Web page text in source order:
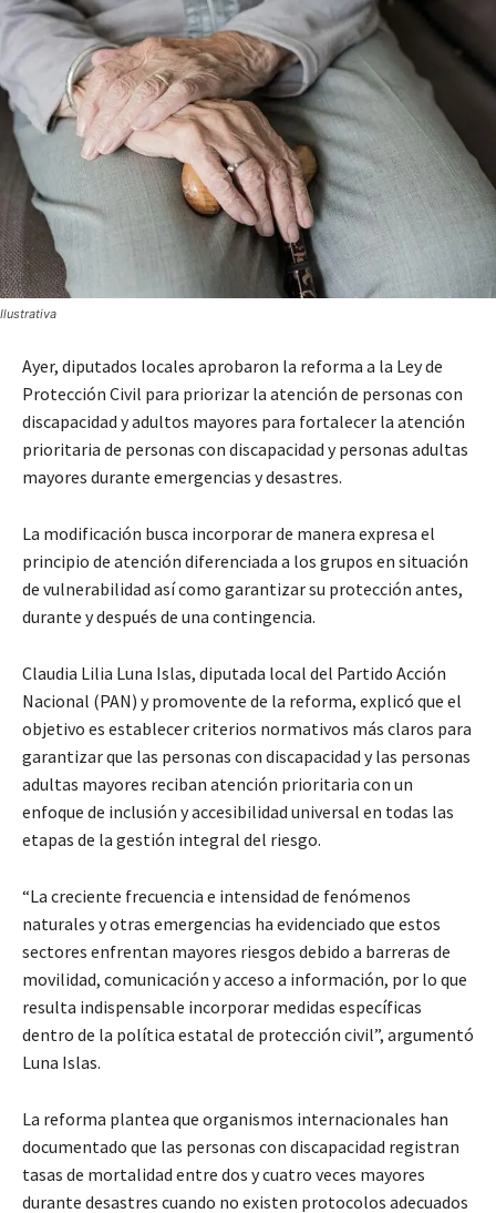
Ilustrativa
Ayer, diputados locales aprobaron la reforma a la Ley de
Protección Civil para priorizar la atención de personas con
discapacidad y adultos mayores para fortalecer la atención
prioritaria de personas con discapacidad y personas adultas
mayores durante emergencias y desastres.
La modificación busca incorporar de manera expresa el
principio de atención diferenciada a los grupos en situación
de vulnerabilidad así como garantizar su protección antes,
durante y después de una contingencia.
Claudia Lilia Luna Islas, diputada local del Partido Acción
Nacional (PAN) y promovente de la reforma, explicó que el
objetivo es establecer criterios normativos más claros para
garantizar que las personas con discapacidad y las personas
adultas mayores reciban atención prioritaria con un
enfoque de inclusión y accesibilidad universal en todas las
etapas de la gestión integral del riesgo.
“La creciente frecuencia e intensidad de fenómenos
naturales y otras emergencias ha evidenciado que estos
sectores enfrentan mayores riesgos debido a barreras de
movilidad, comunicación y acceso a información, por lo que
resulta indispensable incorporar medidas específicas
dentro de la política estatal de protección civil”, argumentó
Luna Islas.
La reforma plantea que organismos internacionales han
documentado que las personas con discapacidad registran
tasas de mortalidad entre dos y cuatro veces mayores
durante desastres cuando no existen protocolos adecuados